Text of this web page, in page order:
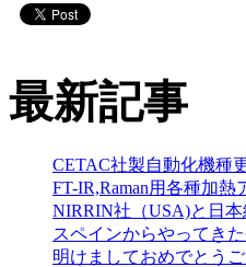
最新記事
CETAC社製自動化機種
FT-IR,Raman用各種加熱
NIRRIN社（USA)と日
スペインからやってき
明けましておめでとうご